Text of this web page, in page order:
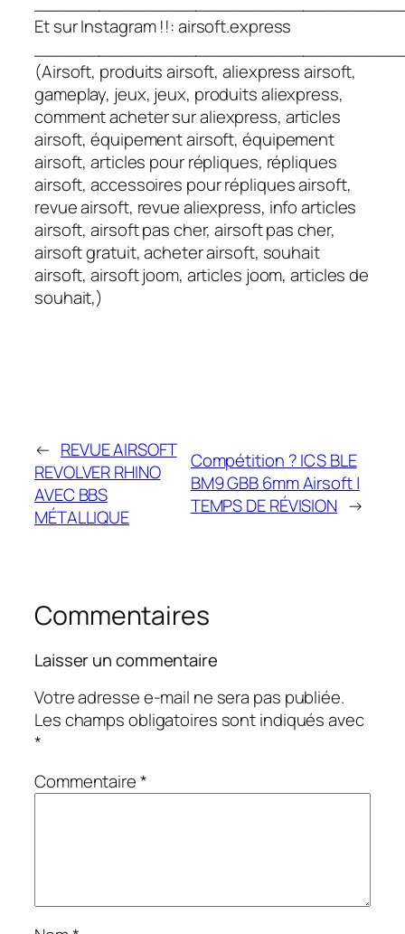
Et sur Instagram !!: airsoft.express
(Airsoft, produits airsoft, aliexpress airsoft,
gameplay, jeux, jeux, produits aliexpress,
comment acheter sur aliexpress, articles
airsoft, équipement airsoft, équipement
airsoft, articles pour répliques, répliques
airsoft, accessoires pour répliques airsoft,
revue airsoft, revue aliexpress, info articles
airsoft, airsoft pas cher, airsoft pas cher,
airsoft gratuit, acheter airsoft, souhait
airsoft, airsoft joom, articles joom, articles de
souhait,)
← REVUE AIRSOFT
REVOLVER RHINO
AVEC BBS
MÉTALLIQUE
Compétition ? ICS BLE
BM9 GBB 6mm Airsoft |
TEMPS DE RÉVISION →
Commentaires
Laisser un commentaire
Votre adresse e-mail ne sera pas publiée.
Les champs obligatoires sont indiqués avec
*
Commentaire*